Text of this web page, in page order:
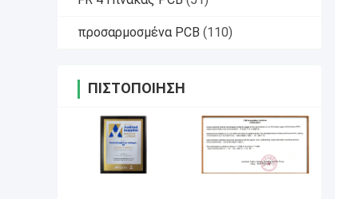
προσαρμοσμένα PCB (110)
ΠΙΣΤΟΠΟΊΗΣΗ